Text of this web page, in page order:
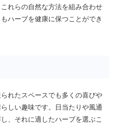
れらの自然な方法を組み合わせ
ハーブを健康に保つことができ
れたスペースでも多くの喜びや
しい趣味です。日当たりや風通
、それに適したハーブを選ぶこ